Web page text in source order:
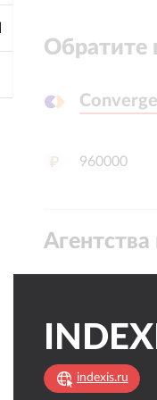
Обратите
960000
Агентства
indexis.ru